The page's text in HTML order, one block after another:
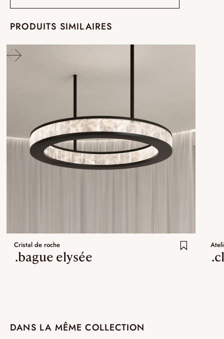
PRODUITS SIMILAIRES
Cristal de roche
.bague elysée
DANS LA MÊME COLLECTION